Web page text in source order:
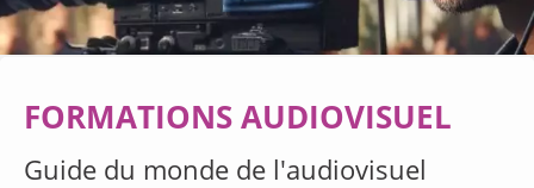
FORMATIONS AUDIOVISUEL
Guide du monde de l'audiovisuel